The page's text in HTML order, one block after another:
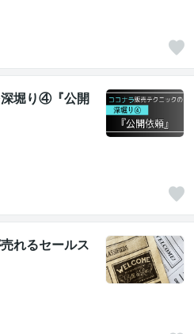
深堀り④『公開
れるセールス